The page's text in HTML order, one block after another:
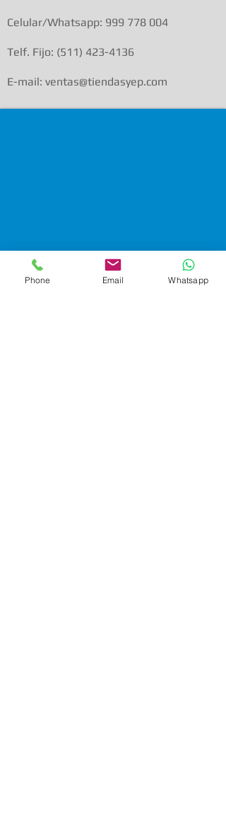
Celular/Whatsapp: 999 778 004
Telf. Fijo: (511) 423-4136
E-mail: ventas@tiendasyep.com
Phone Email Whatsapp